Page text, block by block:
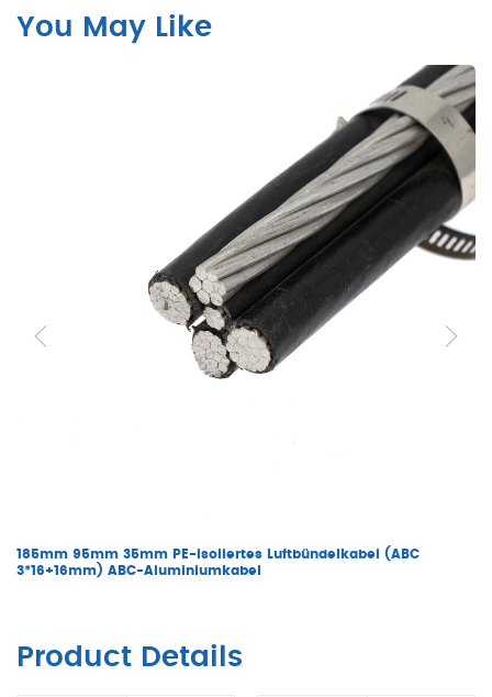
You May Like
185mm 95mm 35mm PE-isoliertes Luftbündelkabel (ABC
3*16+16mm) ABC-Aluminiumkabel
Product Details